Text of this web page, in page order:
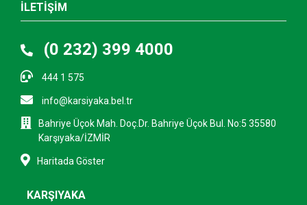
İLETİŞİM
(0 232) 399 4000
444 1 575
info@karsiyaka.bel.tr
Bahriye Üçok Mah. Doç.Dr. Bahriye Üçok Bul. No:5 35580
Karşıyaka/İZMİR
Haritada Göster
KARŞIYAKA